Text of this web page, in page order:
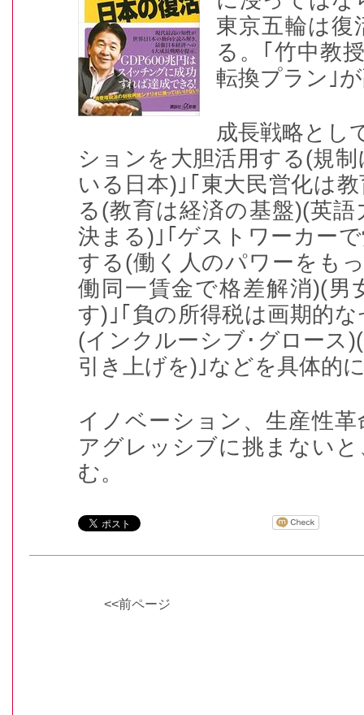
東京五輪は復
る。｢竹中教
転換プラン｣
成長戦略とし
ションを大胆活用する(規
いる日本)｣｢東大民営化は
る(教育は経済の基盤)(英
決まる)｣｢ゲストワーカー
する(働く人のパワーをも
働同一賃金で格差解消)(男
す)｣｢負の所得税は画期的
(インクルーシブ･グロース
引き上げを)｣などを具体的
イノベーション、生産性
アグレッシブに挑まない
む。
<<前ページ